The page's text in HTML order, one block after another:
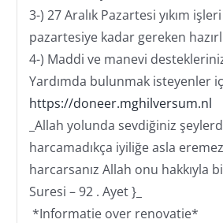
3-) 27 Aralık Pazartesi yıkım
pazartesiye kadar gereken
4-) Maddi ve manevi
Yardımda bulunmak isteyenler
https://doneer.mghilversum.nl
_Allah yolunda sevdiğiniz
harcamadıkça iyiliğe asla
harcarsanız Allah onu hakkıyla
Suresi – 92 . Ayet }_
*Informatie over renovatie*